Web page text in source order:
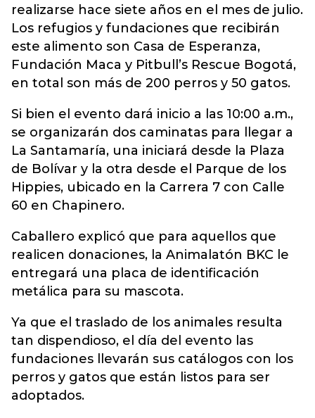
realizarse hace siete años en el mes de julio.
Los refugios y fundaciones que recibirán
este alimento son Casa de Esperanza,
Fundación Maca y Pitbull’s Rescue Bogotá,
en total son más de 200 perros y 50 gatos.
Si bien el evento dará inicio a las 10:00 a.m.,
se organizarán dos caminatas para llegar a
La Santamaría, una iniciará desde la Plaza
de Bolívar y la otra desde el Parque de los
Hippies, ubicado en la Carrera 7 con Calle
60 en Chapinero.
Caballero explicó que para aquellos que
realicen donaciones, la Animalatón BKC le
entregará una placa de identificación
metálica para su mascota.
Ya que el traslado de los animales resulta
tan dispendioso, el día del evento las
fundaciones llevarán sus catálogos con los
perros y gatos que están listos para ser
adoptados.